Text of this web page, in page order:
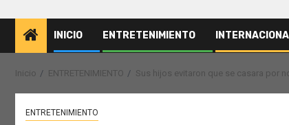
INICIO ENTRETENIMIENTO
Inicio ENTRETENIMIENTO Sus hijos evitaron que se casara por
ENTRETENIMIENTO